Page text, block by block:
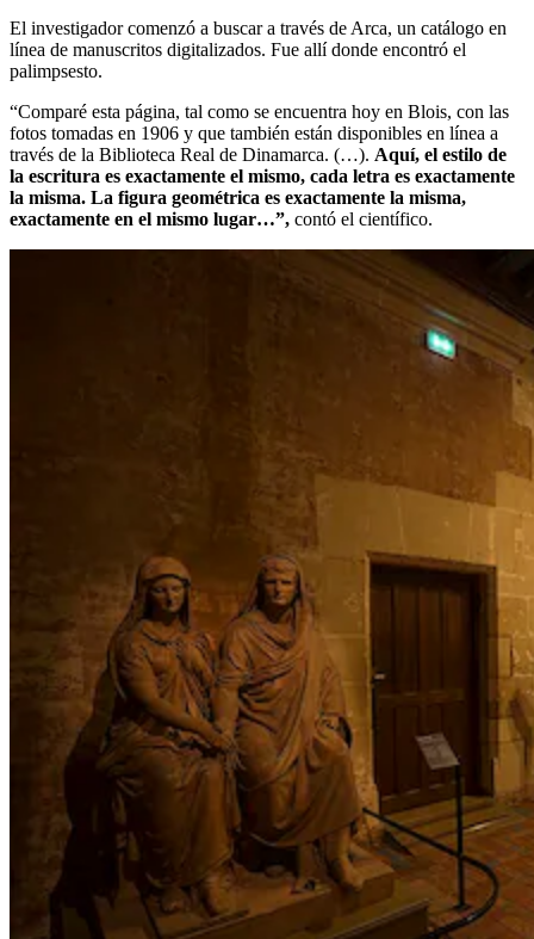
El investigador comenzó a buscar a través de Arca, un catálogo en
línea de manuscritos digitalizados. Fue allí donde encontró el
palimpsesto.
“Comparé esta página, tal como se encuentra hoy en Blois, con las
fotos tomadas en 1906 y que también están disponibles en línea a
través de la Biblioteca Real de Dinamarca. (…). Aquí, el estilo de
la escritura es exactamente el mismo, cada letra es exactamente
la misma. La figura geométrica es exactamente la misma,
exactamente en el mismo lugar…”, contó el científico.